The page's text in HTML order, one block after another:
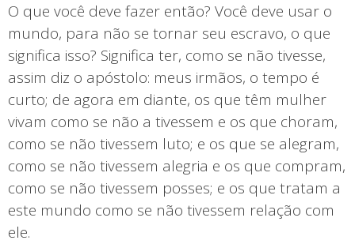
O que você deve fazer então? Você deve usar o
mundo, para não se tornar seu escravo, o que
significa isso? Significa ter, como se não tivesse,
assim diz o apóstolo: meus irmãos, o tempo é
curto; de agora em diante, os que têm mulher
vivam como se não a tivessem e os que choram,
como se não tivessem luto; e os que se alegram,
como se não tivessem alegria e os que compram,
como se não tivessem posses; e os que tratam a
este mundo como se não tivessem relação com
ele.